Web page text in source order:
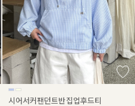
시어서커팬던트반집업후드티